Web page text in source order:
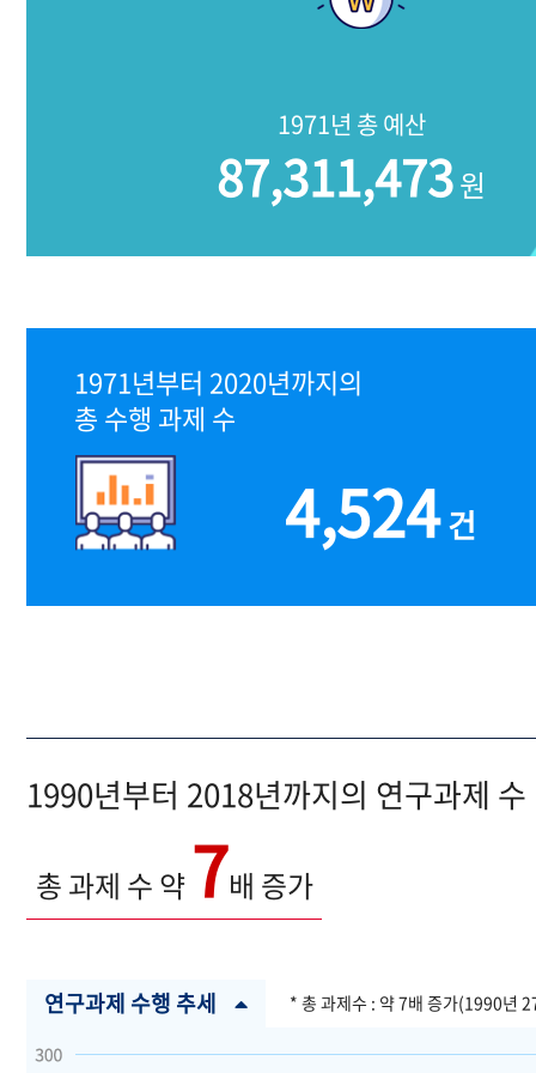
1971년 총 예산
87,311,473원
1971년부터 2020년까지의
총 수행 과제 수
4,524건
1990년부터 2018년까지의 연구과제 수
총 과제 수 약7배 증가
연구과제 수행 추세 * 총 과제수 : 약 7배 증가(1990년